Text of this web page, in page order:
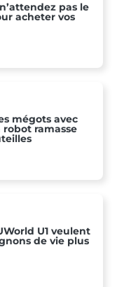
pas le
acheter vos
mégots avec
robot ramasse
U1 veulent
de vie plus